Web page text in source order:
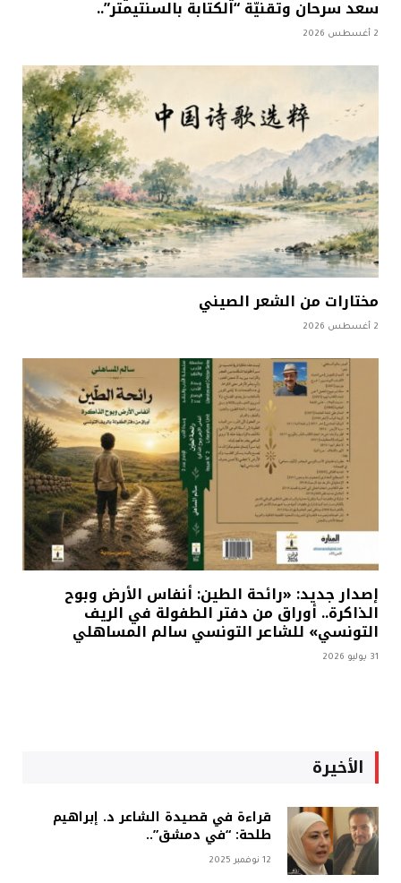
سعد سرحان وتقنيّة “الكتابة بالسنتيمتر”..
2 أغسطس 2026
مختارات من الشعر الصيني
2 أغسطس 2026
إصدار جديد: «رائحة الطين: أنفاس الأرض وبوح
الذاكرة.. أوراق من دفتر الطفولة في الريف
التونسي» للشاعر التونسي سالم المساهلي
31 يوليو 2026
الأخيرة
قراءة في قصيدة الشاعر د. إبراهيم
طلحة: “في دمشق”..
12 نوفمبر 2025